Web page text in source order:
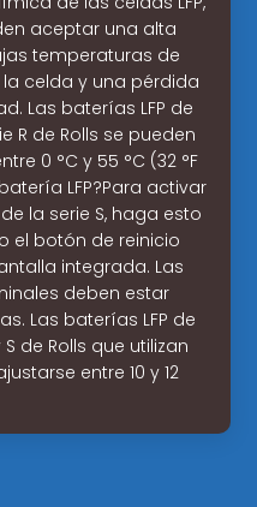
aceptar una alta
temperaturas de
celda y una pérdida
Las baterías LFP de
R de Rolls se pueden
0 °C y 55 °C (32 °F
LFP?Para activar
la serie S, haga esto
el botón de reinicio
integrada. Las
deben estar
Las baterías LFP de
de Rolls que utilizan
entre 10 y 12